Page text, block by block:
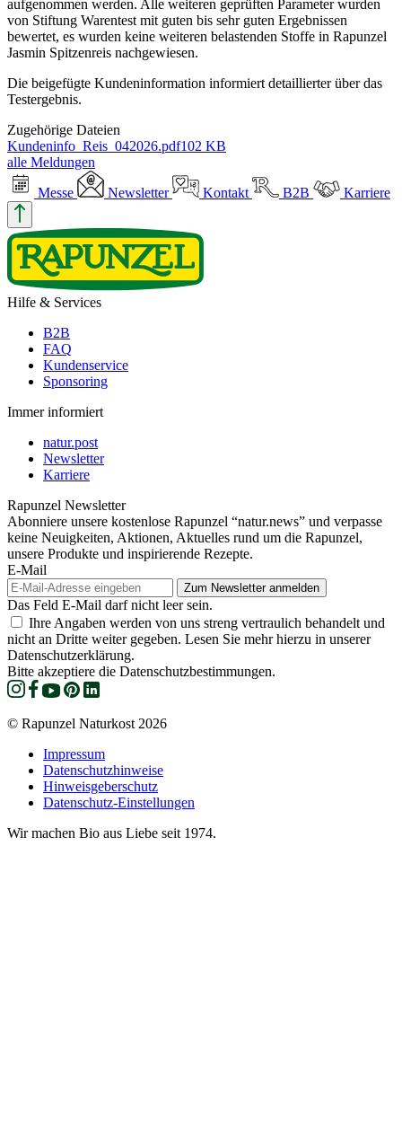
aufgenommen werden. Alle weiteren geprüften Parameter wurden
von Stiftung Warentest mit guten bis sehr guten Ergebnissen
bewertet, es wurden keine weiteren belastenden Stoffe in Rapunzel
Jasmin Spitzenreis nachgewiesen.
Die beigefügte Kundeninformation informiert detaillierter über das
Testergebnis.
Zugehörige Dateien
Kundeninfo_Reis_042026.pdf102 KB
alle Meldungen
Messe
Newsletter Kontakt B2B Karriere
Hilfe & Services
B2B
FAQ
Kundenservice
Sponsoring
Immer informiert
natur.post
Newsletter
Karriere
Rapunzel Newsletter
Abonniere unsere kostenlose Rapunzel “natur.news” und verpasse
keine Neuigkeiten, Aktionen, Aktuelles rund um die Rapunzel,
unsere Produkte und inspirierende Rezepte.
E-Mail
Das Feld E-Mail darf nicht leer sein.
Ihre Angaben werden von uns streng vertraulich behandelt und
nicht an Dritte weiter gegeben. Lesen Sie mehr hierzu in unserer
Datenschutzerklärung.
Bitte akzeptiere die Datenschutzbestimmungen.
© Rapunzel Naturkost 2026
Impressum
Datenschutzhinweise
Hinweisgeberschutz
Datenschutz-Einstellungen
Wir machen Bio aus Liebe seit 1974.